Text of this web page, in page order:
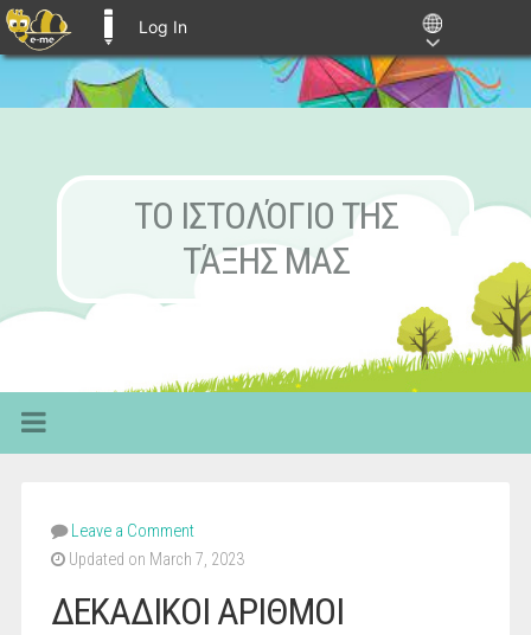
Log In
ΤΟ ΙΣΤΟΛΌΓΙΟ ΤΗΣ
ΤΆΞΗΣ ΜΑΣ
Leave a Comment
Updated on March 7, 2023
ΔΕΚΑΔΙΚΟΙ ΑΡΙΘΜΟΙ